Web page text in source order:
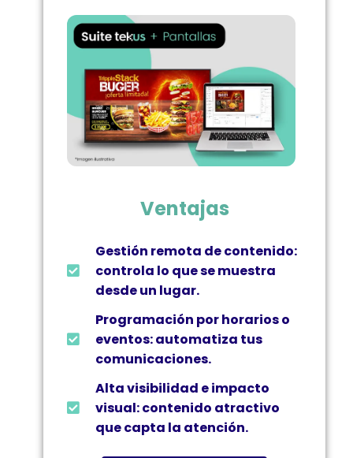
Ventajas
Gestión remota de contenido:
controla lo que se muestra
desde un lugar.
Programación por horarios o
eventos: automatiza tus
comunicaciones.
Alta visibilidad e impacto
visual: contenido atractivo
que capta la atención.